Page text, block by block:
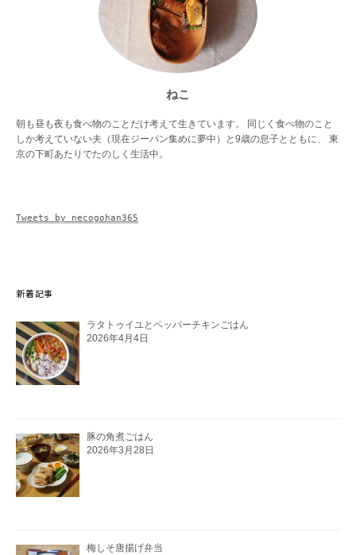
ねこ
朝も昼も夜も食べ物のことだけ考えて生きています。 同じく食べ物のこと
しか考えていない夫（現在ジーパン集めに夢中）と9歳の息子とともに、 東
京の下町あたりでたのしく生活中。
Tweets by necogohan365
新着記事
ラタトゥイユとペッパーチキンごはん
2026年4月4日
豚の角煮ごはん
2026年3月28日
梅しそ唐揚げ弁当